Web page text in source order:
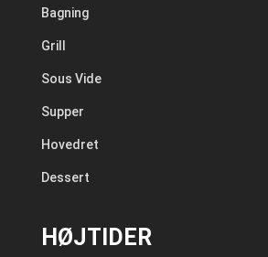
Bagning
Grill
Sous Vide
Supper
Hovedret
Dessert
HØJTIDER